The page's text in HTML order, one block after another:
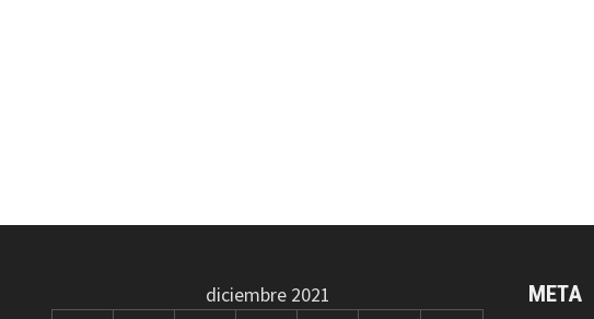
diciembre 2021
META